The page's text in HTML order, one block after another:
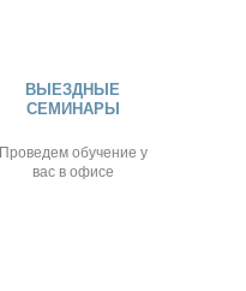
ВЫЕЗДНЫЕ
СЕМИНАРЫ
Проведем обучение у
вас в офисе